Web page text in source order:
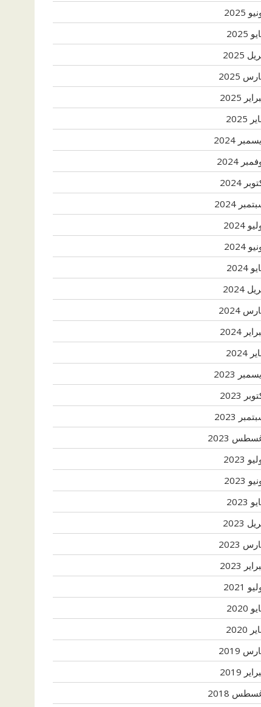
2025
2025
2025
2025
2025
2025
2024
2024
2024
2024
2024
2024
2024
2024
2024
2024
2024
2023
2023
2023
2023
2023
2023
2023
2023
2023
2023
2021
2020
2020
2019
2019
2018